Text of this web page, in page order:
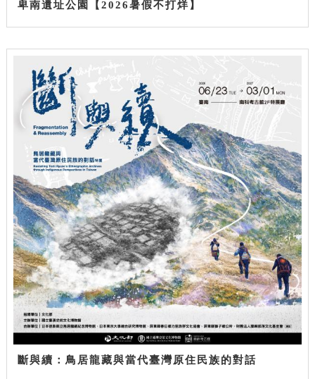
卑南遺址公園【2026暑假不打烊】
斷與續：鳥居龍藏與當代臺灣原住民族的對話